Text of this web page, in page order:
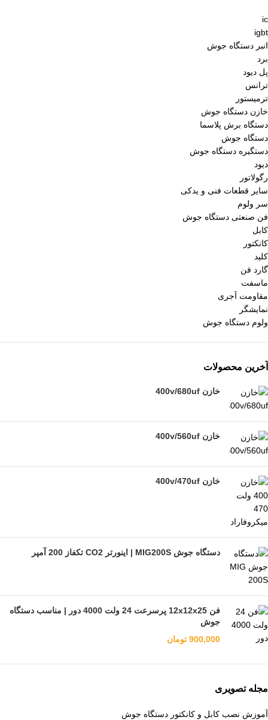
ic
igbt
انبر دستگاه جوش
برد
پل دیود
ترانس
ترمیستور
خازن دستگاه جوش
دستگاه برش پلاسما
دستگاه جوش
دستگیره دستگاه جوش
دیود
رگولاتور
سایر قطعات فنی و یدکی
سر ولوم
فن صنعتی دستگاه جوش
کابل
کانکتور
کلید
گارد فن
ماسفت
مقاومت آجری
نمایشگر
ولوم دستگاه جوش
آخرین محصولات
خازن 400v/680uf
خازن 400v/560uf
خازن 400v/470uf
دستگاه جوش MIG200S | اینورتر CO2 تکفاز 200 آمپر
فن 12x12x25 پرسرعت 24 ولت 4000 دور | مناسب دستگاه
جوش
900,000 تومان
مجله تصویری
آموزش نصب کابل و کانکتور دستگاه جوش